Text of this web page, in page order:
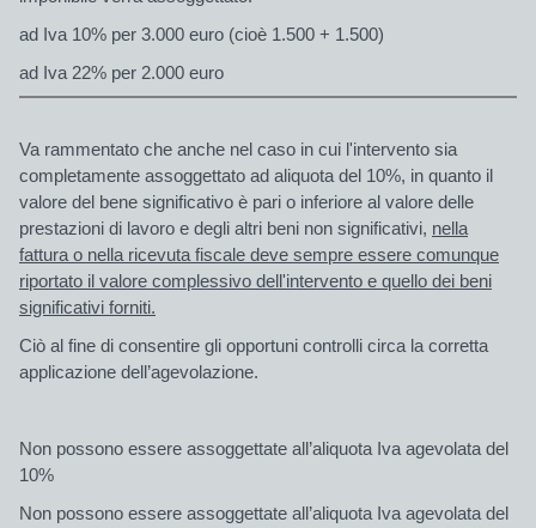
ad Iva 10% per 3.000 euro (cioè 1.500 + 1.500)
ad Iva 22% per 2.000 euro
Va rammentato che anche nel caso in cui l'intervento sia
completamente assoggettato ad aliquota del 10%, in quanto il
valore del bene significativo è pari o inferiore al valore delle
prestazioni di lavoro e degli altri beni non significativi, nella
fattura o nella ricevuta fiscale deve sempre essere comunque
riportato il valore complessivo dell'intervento e quello dei beni
significativi forniti.
Ciò al fine di consentire gli opportuni controlli circa la corretta
applicazione dell’agevolazione.
Non possono essere assoggettate all’aliquota Iva agevolata del
10%
Non possono essere assoggettate all’aliquota Iva agevolata del